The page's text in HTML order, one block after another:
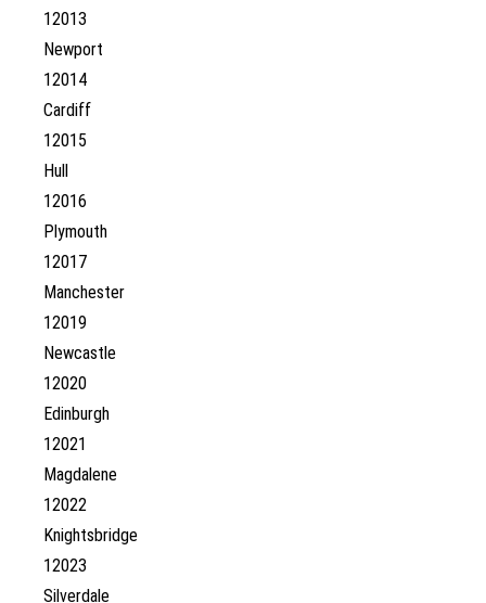
12013
Newport
12014
Cardiff
12015
Hull
12016
Plymouth
12017
Manchester
12019
Newcastle
12020
Edinburgh
12021
Magdalene
12022
Knightsbridge
12023
Silverdale